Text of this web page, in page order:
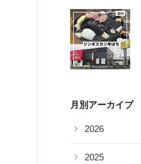
月別アーカイブ
2026
2025